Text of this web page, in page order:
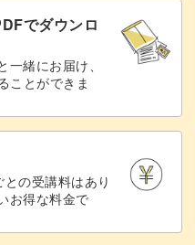
でダウンロ
緒にお届け、
ことができま
の受講料はあり
お得な料金で